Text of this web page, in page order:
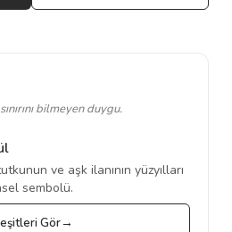
bilmeyen duygu.
ve aşk ilanının yüzyılları
sembolü.
Gör